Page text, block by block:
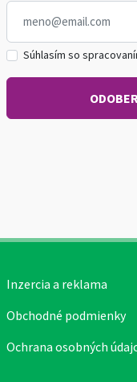
Súhlasím so
Inzercia a reklama
Obchodné podmienky
Ochrana osobných